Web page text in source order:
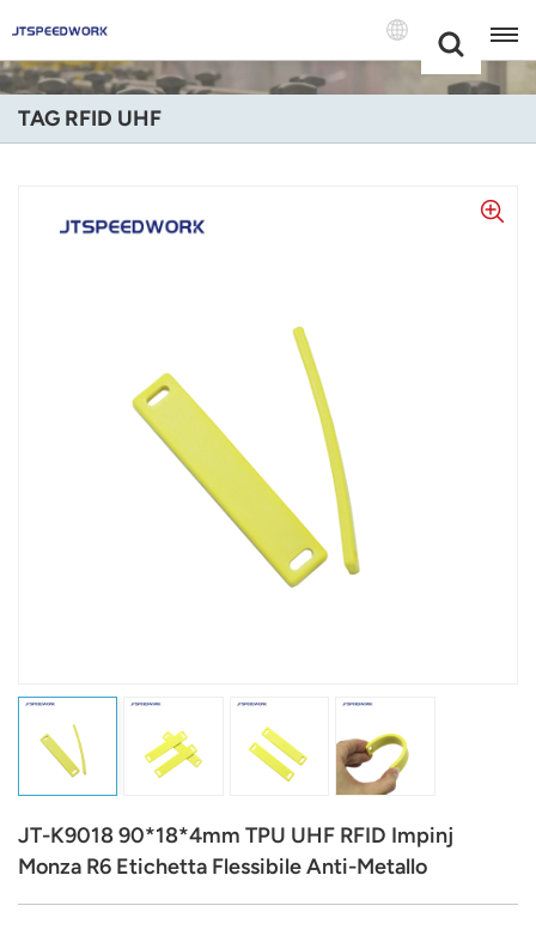
+86 -18681515767
English
Italiano
Español
Português
Nederland
عربي
Türk
Ελληνικά
Melayu
Polski
TAG RFID UHF
JT-K9018 90*18*4mm TPU UHF RFID Impinj
Monza R6 Etichetta Flessibile Anti-Metallo